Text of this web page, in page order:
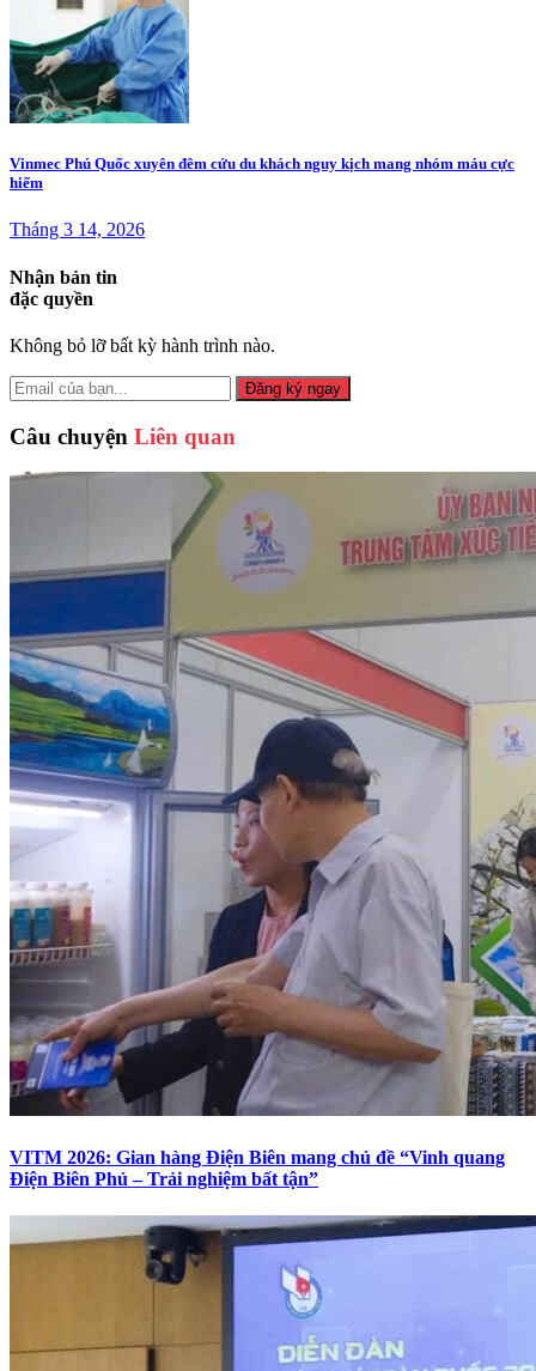
Vinmec Phú Quốc xuyên đêm cứu du khách nguy kịch mang nhóm máu cực
hiếm
Tháng 3 14, 2026
Nhận bản tin
đặc quyền
Không bỏ lỡ bất kỳ hành trình nào.
Đăng ký ngay
Câu chuyện Liên quan
VITM 2026: Gian hàng Điện Biên mang chủ đề “Vinh quang
Điện Biên Phủ – Trải nghiệm bất tận”